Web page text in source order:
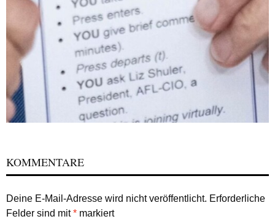
KOMMENTARE
Deine E-Mail-Adresse wird nicht veröffentlicht. Erforderliche
Felder sind mit* markiert